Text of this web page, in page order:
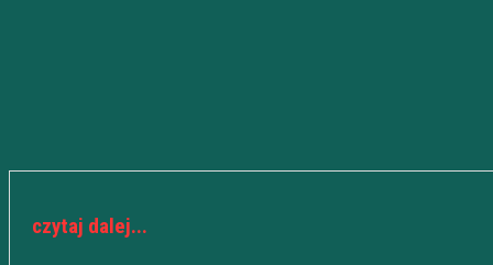
czytaj dalej...